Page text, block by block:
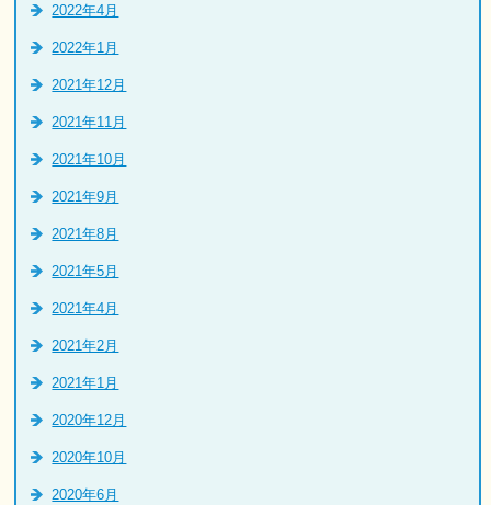
2022年4月
2022年1月
2021年12月
2021年11月
2021年10月
2021年9月
2021年8月
2021年5月
2021年4月
2021年2月
2021年1月
2020年12月
2020年10月
2020年6月